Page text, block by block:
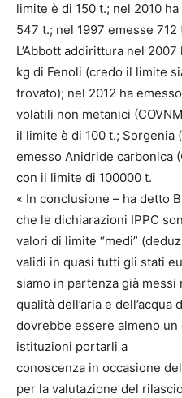
limite è di 150 t.; nel 2010
547 t.; nel 1997 emesse 712
L’Abbott addirittura nel
kg di Fenoli (credo il limite
trovato); nel 2012 ha
volatili non metanici
il limite è di 100 t.; Sorgenia
emesso Anidride carbonica
con il limite di 100000 t.
« In conclusione – ha detto
che le dichiarazioni IPPC
valori di limite “medi”
validi in quasi tutti gli stati
siamo in partenza già
qualità dell’aria e
dovrebbe essere almeno
istituzioni portarli a
conoscenza in occasione
per la valutazione del